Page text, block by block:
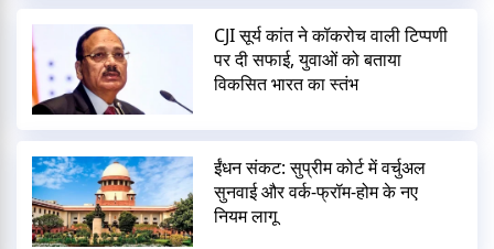
CJI सूर्य कांत ने कॉकरोच वाली टिप्पणी
पर दी सफाई, युवाओं को बताया
विकसित भारत का स्तंभ
ईंधन संकट: सुप्रीम कोर्ट में वर्चुअल
सुनवाई और वर्क-फ्रॉम-होम के नए
नियम लागू